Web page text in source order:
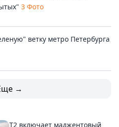
3 Фото
ветку метро Петербурга
→
Т2 включает маджентовый